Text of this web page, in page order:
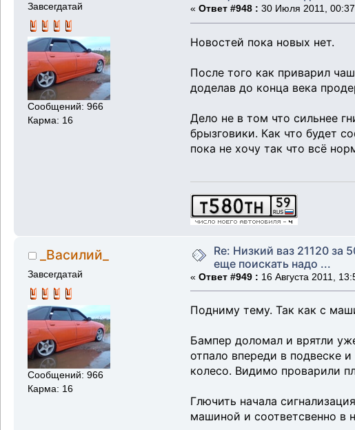
Завсегдатай
Сообщений: 966
Карма: 16
« Ответ #948 : 30 Июля 2011,
Новостей пока новых нет.
После того как приварил
доделав до конца века
Дело не в том что сильнее
брызговики. Как что будет
пока не хочу так что всё
_Василий_
Завсегдатай
Сообщений: 966
Карма: 16
Re: Низкий ваз 21120 за
еще поискать надо ...
« Ответ #949 : 16 Августа 2011,
Подниму тему. Так как с
Бампер доломал и врятли
отпало впереди в подвеске
колесо. Видимо проварили
Глючить начала
машиной и соответсвенно в